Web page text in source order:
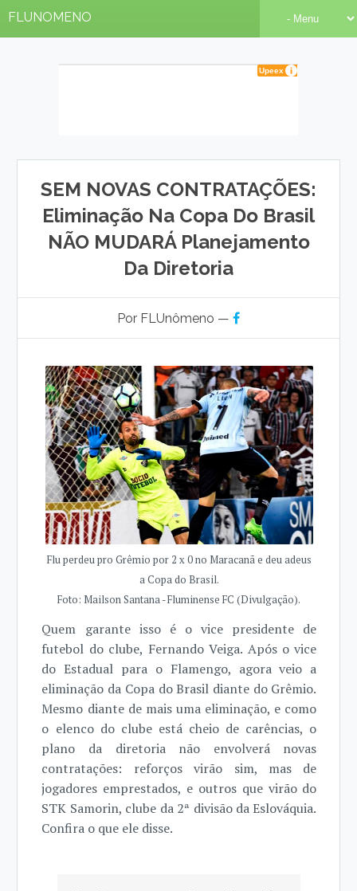
FLUNOMENO
SEM NOVAS CONTRATAÇÕES:
Eliminação Na Copa Do Brasil
NÃO MUDARÁ Planejamento
Da Diretoria
Por FLUnômeno —
Flu perdeu pro Grêmio por 2 x 0 no Maracanã e deu adeus
a Copa do Brasil.
Foto: Mailson Santana - Fluminense FC (Divulgação).
Quem garante isso é o vice presidente de
futebol do clube, Fernando Veiga. Após o vice
do Estadual para o Flamengo, agora veio a
eliminação da Copa do Brasil diante do Grêmio.
Mesmo diante de mais uma eliminação, e como
o elenco do clube está cheio de carências, o
plano da diretoria não envolverá novas
contratações: reforços virão sim, mas de
jogadores emprestados, e outros que virão do
STK Samorin, clube da 2ª divisão da Eslováquia.
Confira o que ele disse.